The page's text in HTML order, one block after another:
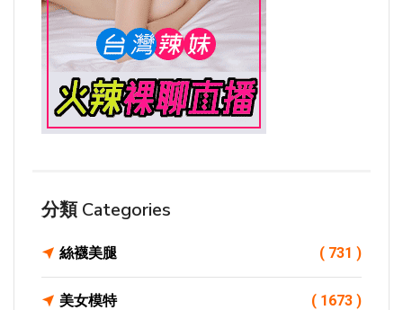
分類 Categories
絲襪美腿 ( 731 )
美女模特 ( 1673 )